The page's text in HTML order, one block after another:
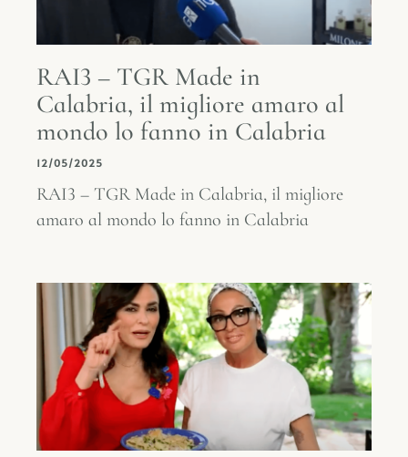
RAI3 – TGR Made in
Calabria, il migliore amaro al
mondo lo fanno in Calabria
12/05/2025
RAI3 – TGR Made in Calabria, il migliore
amaro al mondo lo fanno in Calabria